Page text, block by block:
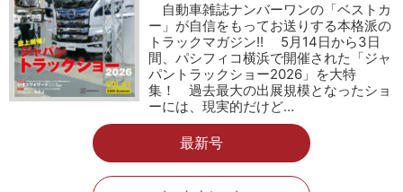
自動車雑誌ナンバーワンの「ベストカ
ー」が自信をもってお送りする本格派の
トラックマガジン!! 5月14日から3日
間、パシフィコ横浜で開催された「ジャ
パントラックショー2026」を大特
集！ 過去最大の出展規模となったショ
ーには、現実的だけど…
最新号